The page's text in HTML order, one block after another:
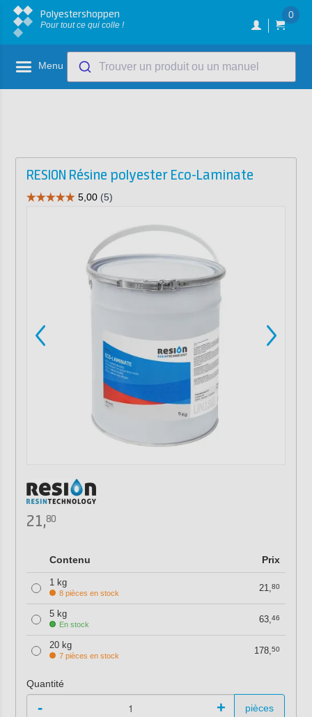
Polyestershoppen
Pour tout ce qui colle !
0
Menu Trouver un produit ou un manuel
RESION Résine polyester Eco-Laminate
21,80
Contenu Prix
1 kg
8 pièces en stock 21,80
5 kg
En stock 63,46
20 kg
7 pièces en stock 178,50
Quantité
- + pièces